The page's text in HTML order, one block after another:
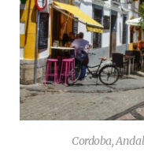
Cordoba,